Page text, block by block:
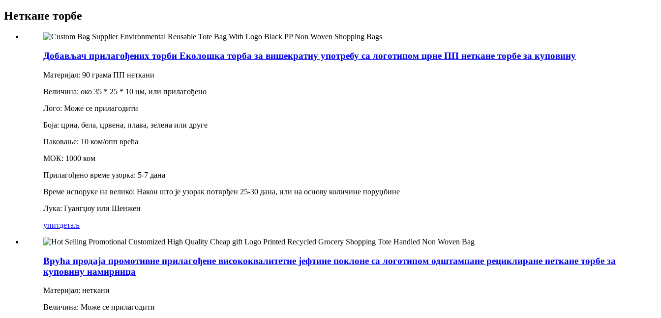
Неткане торбе
Добављач прилагођених торби Еколошка торба за вишекратну употребу са логотипом црне ПП неткане торбе за куповину
Материјал: 90 грама ПП неткани
Величина: око 35 * 25 * 10 цм, или прилагођено
Лого: Може се прилагодити
Боја: црна, бела, црвена, плава, зелена или друге
Паковање: 10 ком/опп врећа
МОК: 1000 ком
Прилагођено време узорка: 5-7 дана
Време испоруке на велико: Након што је узорак потврђен 25-30 дана, или на основу количине поруџбине
Лука: Гуангџоу или Шенжен
упитдетаљ
Врућа продаја промотивне прилагођене висококвалитетне јефтине поклоне са логотипом одштампане рециклиране неткане торбе за
куповину намирница
Материјал: неткани
Величина: Може се прилагодити